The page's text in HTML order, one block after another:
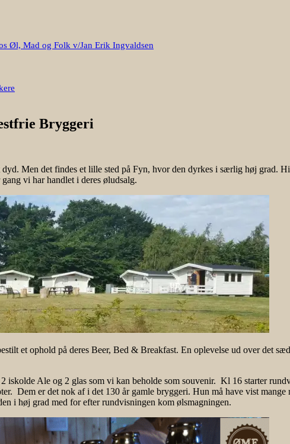
Øl, Mad og Folk v/Jan Erik Ingvaldsen
Bryggeri
Men det findes et lille sted på Fyn, hvor den dyrkes i særlig høj grad.
vi har handlet i deres øludsalg.
et ophold på deres Beer, Bed & Breakfast. En oplevelse ud over det
Ale og 2 glas som vi kan beholde som souvenir. Kl 16 starter
Dem er det nok af i det 130 år gamle bryggeri. Hun må have vist
i høj grad med for efter rundvisningen kom ølsmagningen.